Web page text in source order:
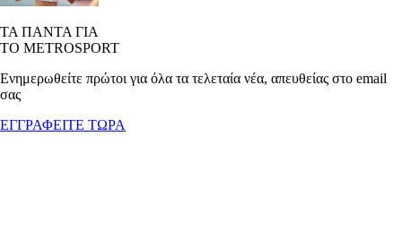
ΤΑ ΠΑΝΤΑ ΓΙΑ
ΤΟ METROSPORT
Ενημερωθείτε πρώτοι για όλα τα τελεταία νέα, απευθείας στο email
σας
ΕΓΓΡΑΦΕΙΤΕ ΤΩΡΑ